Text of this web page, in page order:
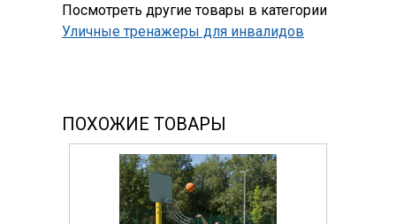
Посмотреть другие товары в категории
Уличные тренажеры для инвалидов
ПОХОЖИЕ ТОВАРЫ